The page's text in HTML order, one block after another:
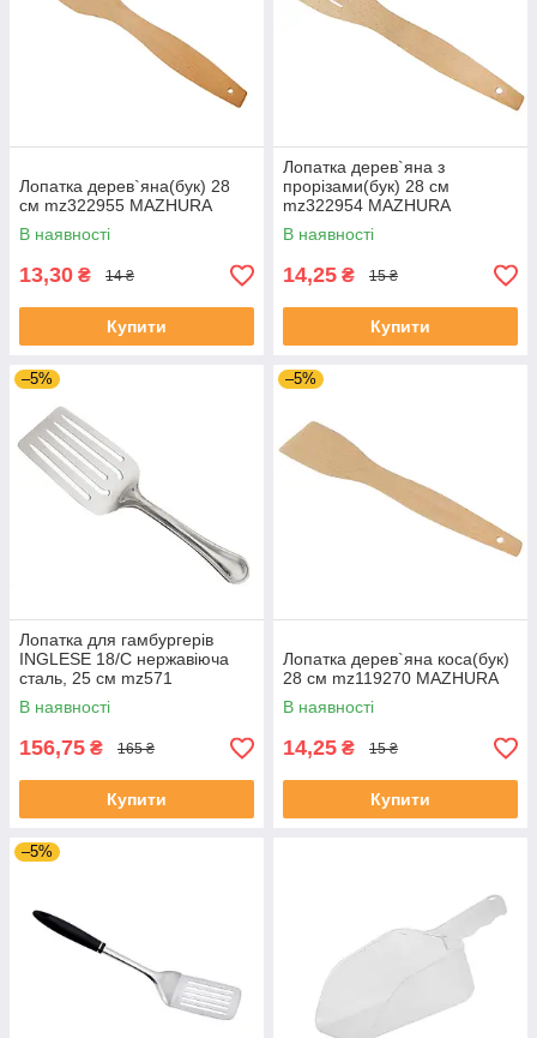
Лопатка дерев`яна(бук) 28
см mz322955 MAZHURA
В наявності
13,30 ₴ 14 ₴
Купити
Лопатка дерев`яна з
прорізами(бук) 28 см
mz322954 MAZHURA
В наявності
14,25 ₴ 15 ₴
Купити
–5%
Лопатка для гамбургерів
INGLESE 18/C нержавіюча
сталь, 25 см mz571
MAZHURA
В наявності
156,75 ₴ 165 ₴
Купити
–5%
Лопатка дерев`яна коса(бук)
28 см mz119270 MAZHURA
В наявності
14,25 ₴ 15 ₴
Купити
–5%